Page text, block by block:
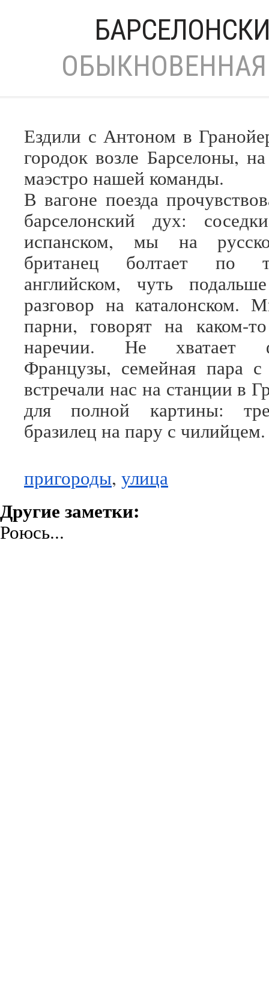
Ездили с Антоном в
городок возле Барселоны,
маэстро нашей команды.
В вагоне поезда
барселонский дух:
испанском, мы на
британец болтает по
английском, чуть
разговор на каталонском.
парни, говорят на каком-
наречии. Не хватает
Французы, семейная пара
встречали нас на станции в
для полной картины:
бразилец на пару с чилийцем.
пригороды, улица
Другие заметки:
Роюсь...